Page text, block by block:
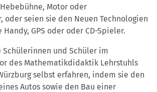
Motor oder
oder seien sie den Neuen Technologien
GPS oder oder CD-Spieler.
Schülerinnen und Schüler im
des Mathematikdidaktik Lehrstuhls
selbst erfahren, indem sie den
Autos sowie den Bau einer